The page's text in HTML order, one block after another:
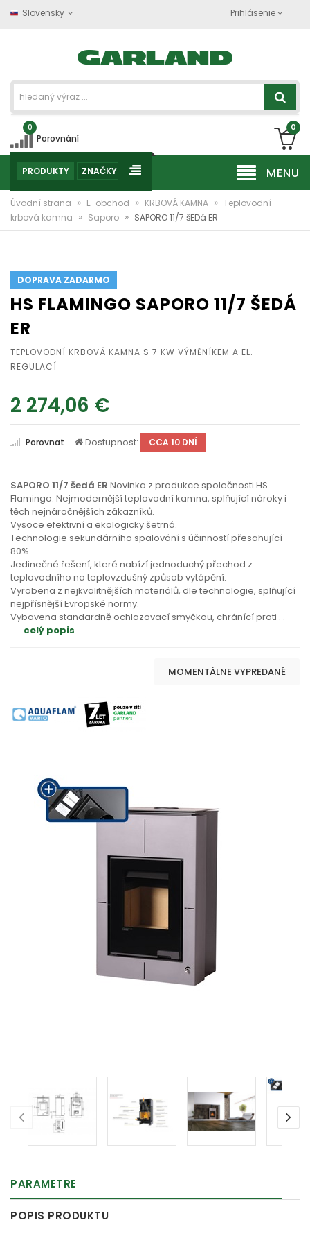
Slovensky Prihlásenie
0
Porovnání
0
MENU
PRODUKTY ZNAČKY
Úvodní strana » E-obchod » KRBOVÁ KAMNA » Teplovodní
krbová kamna » Saporo » SAPORO 11/7 šEDá ER
DOPRAVA ZADARMO
HS FLAMINGO SAPORO 11/7 ŠEDÁ
ER
TEPLOVODNÍ KRBOVÁ KAMNA S 7 KW VÝMĚNÍKEM A EL.
REGULACÍ
2 274,06 €
Porovnat Dostupnost: CCA 10 DNÍ
SAPORO 11/7 šedá ER Novinka z produkce společnosti HS
Flamingo. Nejmodernější teplovodní kamna, splňující nároky i
těch nejnáročnějších zákazníků.
Vysoce efektivní a ekologicky šetrná.
Technologie sekundárního spalování s účinností přesahující
80%.
Jedinečné řešení, které nabízí jednoduchý přechod z
teplovodního na teplovzdušný způsob vytápění.
Vyrobena z nejkvalitnějších materiálů, dle technologie, splňující
nejpřísnější Evropské normy.
Vybavena standardně ochlazovací smyčkou, chránící proti . .
.
celý popis
MOMENTÁLNE VYPREDANÉ
PARAMETRE
POPIS PRODUKTU